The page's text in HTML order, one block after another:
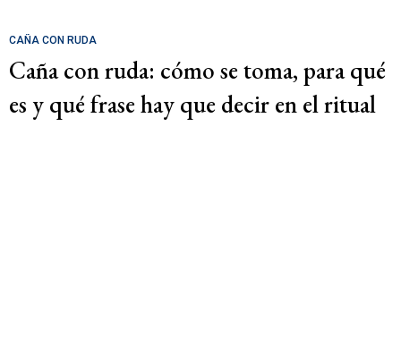
CAÑA CON RUDA
Caña con ruda: cómo se toma, para qué
es y qué frase hay que decir en el ritual